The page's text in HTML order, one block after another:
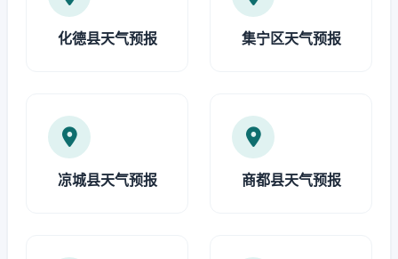
化德县天气预报 集宁区天气预报
凉城县天气预报 商都县天气预报